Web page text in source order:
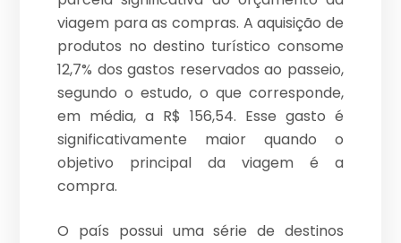
viagem para as compras. A aquisição de
produtos no destino turístico consome
12,7% dos gastos reservados ao passeio,
segundo o estudo, o que corresponde,
em média, a R$ 156,54. Esse gasto é
significativamente maior quando o
objetivo principal da viagem é a
compra.
O país possui uma série de destinos